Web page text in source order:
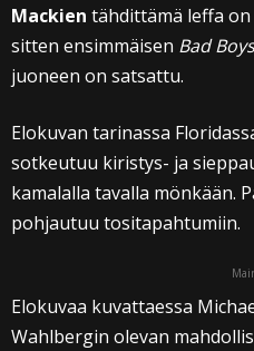
Mackien tähdittämä leffa
sitten ensimmäisen Bad Boys
juoneen on satsattu.
Elokuvan tarinassa
sotkeutuu kiristys- ja
kamalalla tavalla mönkään.
pohjautuu tositapahtumiin.
Elokuvaa kuvattaessa
Wahlbergin olevan